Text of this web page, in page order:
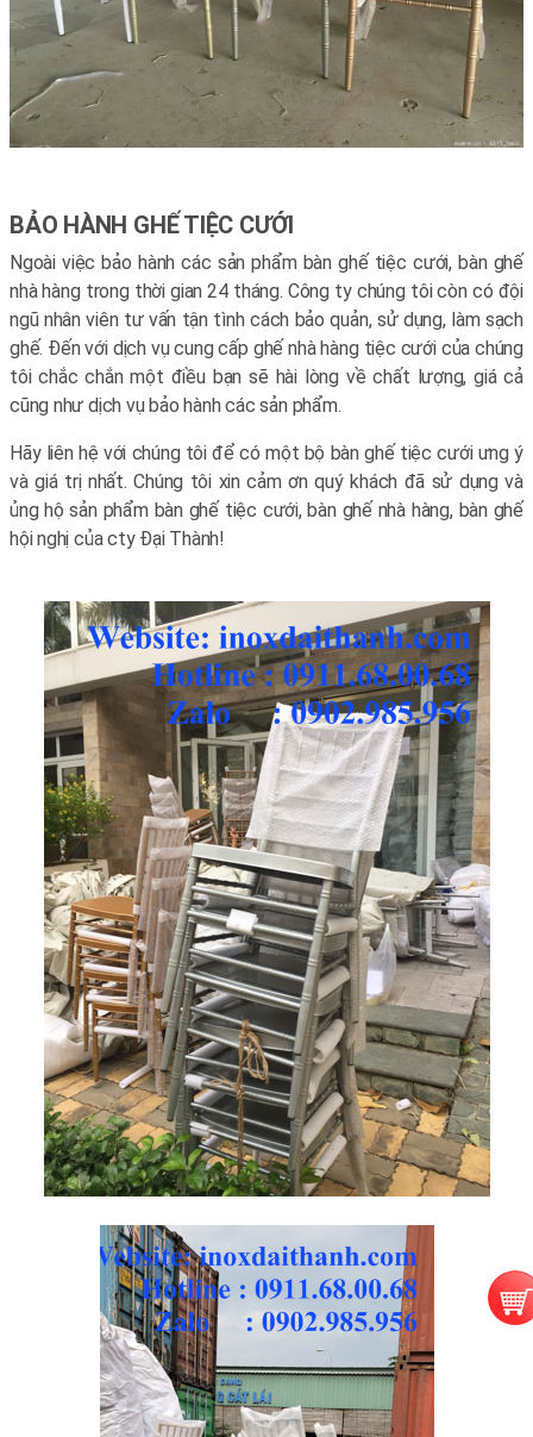
BẢO HÀNH GHẾ TIỆC CƯỚI
Ngoài việc bảo hành các sản phẩm bàn ghế tiệc cưới, bàn ghế
nhà hàng trong thời gian 24 tháng. Công ty chúng tôi còn có đội
ngũ nhân viên tư vấn tận tình cách bảo quản, sử dụng, làm sạch
ghế. Đến với dịch vụ cung cấp ghế nhà hàng tiệc cưới của chúng
tôi chắc chắn một điều bạn sẽ hài lòng về chất lượng, giá cả
cũng như dịch vụ bảo hành các sản phẩm.
Hãy liên hệ với chúng tôi để có một bộ bàn ghế tiệc cưới ưng ý
và giá trị nhất. Chúng tôi xin cảm ơn quý khách đã sử dụng và
ủng hộ sản phẩm bàn ghế tiệc cưới, bàn ghế nhà hàng, bàn ghế
hội nghị của cty Đại Thành!